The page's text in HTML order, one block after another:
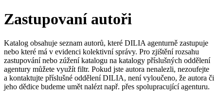
Zastupovaní autoři
Katalog obsahuje seznam autorů, které DILIA agenturně zastupuje
nebo které má v evidenci kolektivní správy. Pro zjištění rozsahu
zastupování nebo zúžení katalogu na katalogy příslušných oddělení
agentury můžete využít filtr. Pokud jste autora nenalezli, nezoufejte
a kontaktujte příslušné oddělení DILIA, není vyloučeno, že autora či
jeho dědice budeme umět nalézt např. přes spolupracující agenturu.